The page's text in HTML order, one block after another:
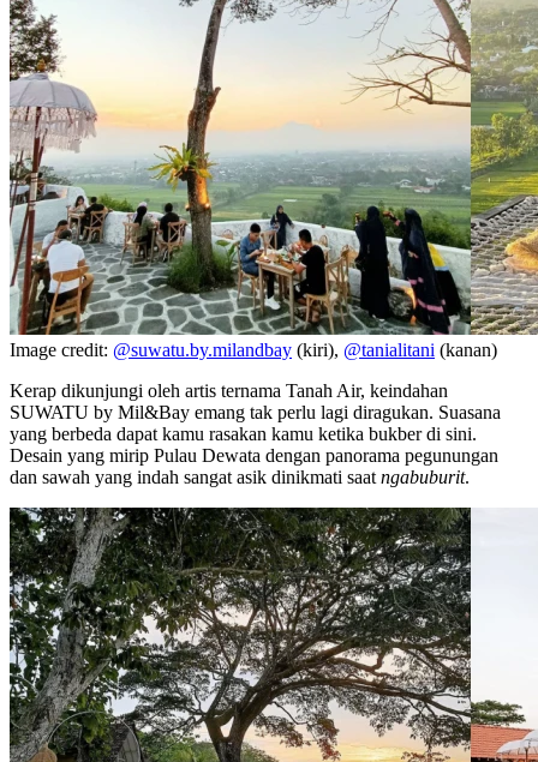
Image credit: @suwatu.by.milandbay (kiri), @tanialitani (kanan)
Kerap dikunjungi oleh artis ternama Tanah Air, keindahan
SUWATU by Mil&Bay emang tak perlu lagi diragukan. Suasana
yang berbeda dapat kamu rasakan kamu ketika bukber di sini.
Desain yang mirip Pulau Dewata dengan panorama pegunungan
dan sawah yang indah sangat asik dinikmati saat ngabuburit.